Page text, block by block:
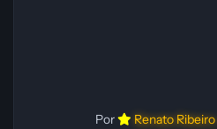
Por Renato Ribeiro